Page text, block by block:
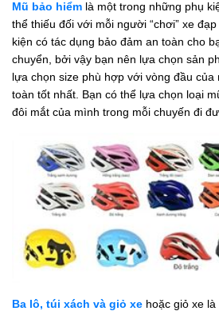
Mũ bảo hiểm là một trong những phụ
thể thiếu đối với mỗi người “chơi” xe
kiện có tác dụng bảo đảm an toàn cho
chuyển, bởi vậy bạn nên lựa chọn sản
lựa chọn size phù hợp với vòng đầu
toàn tốt nhất. Bạn có thể lựa chọn loại
đôi mắt của mình trong mỗi chuyến đi
Ba lô, túi xách và giỏ xe hoặc giỏ xe là